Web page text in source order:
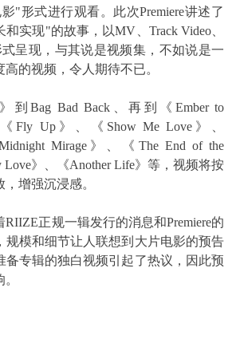
"形式进行观看。此次Premiere讲述了
实现"的故事，以MV、Track Video、
呈现，与其说是视频集，不如说是一
的视频，令人期待不已。
Bag Bad Back、再到《Ember to
Fly Up》、《Show Me Love》、
Mirage》、《The End of the
Love》、《Another Life》等，视频将按
增强沉浸感。
正规一辑发行的消息和Premiere的
规模和细节让人联想到大片电影的预告
备专辑的独白视频引起了热议，因此预